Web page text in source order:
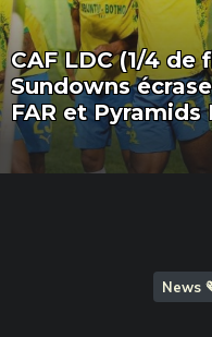
CAF LDC (1/4
Sundowns
FAR et Pyramids
News